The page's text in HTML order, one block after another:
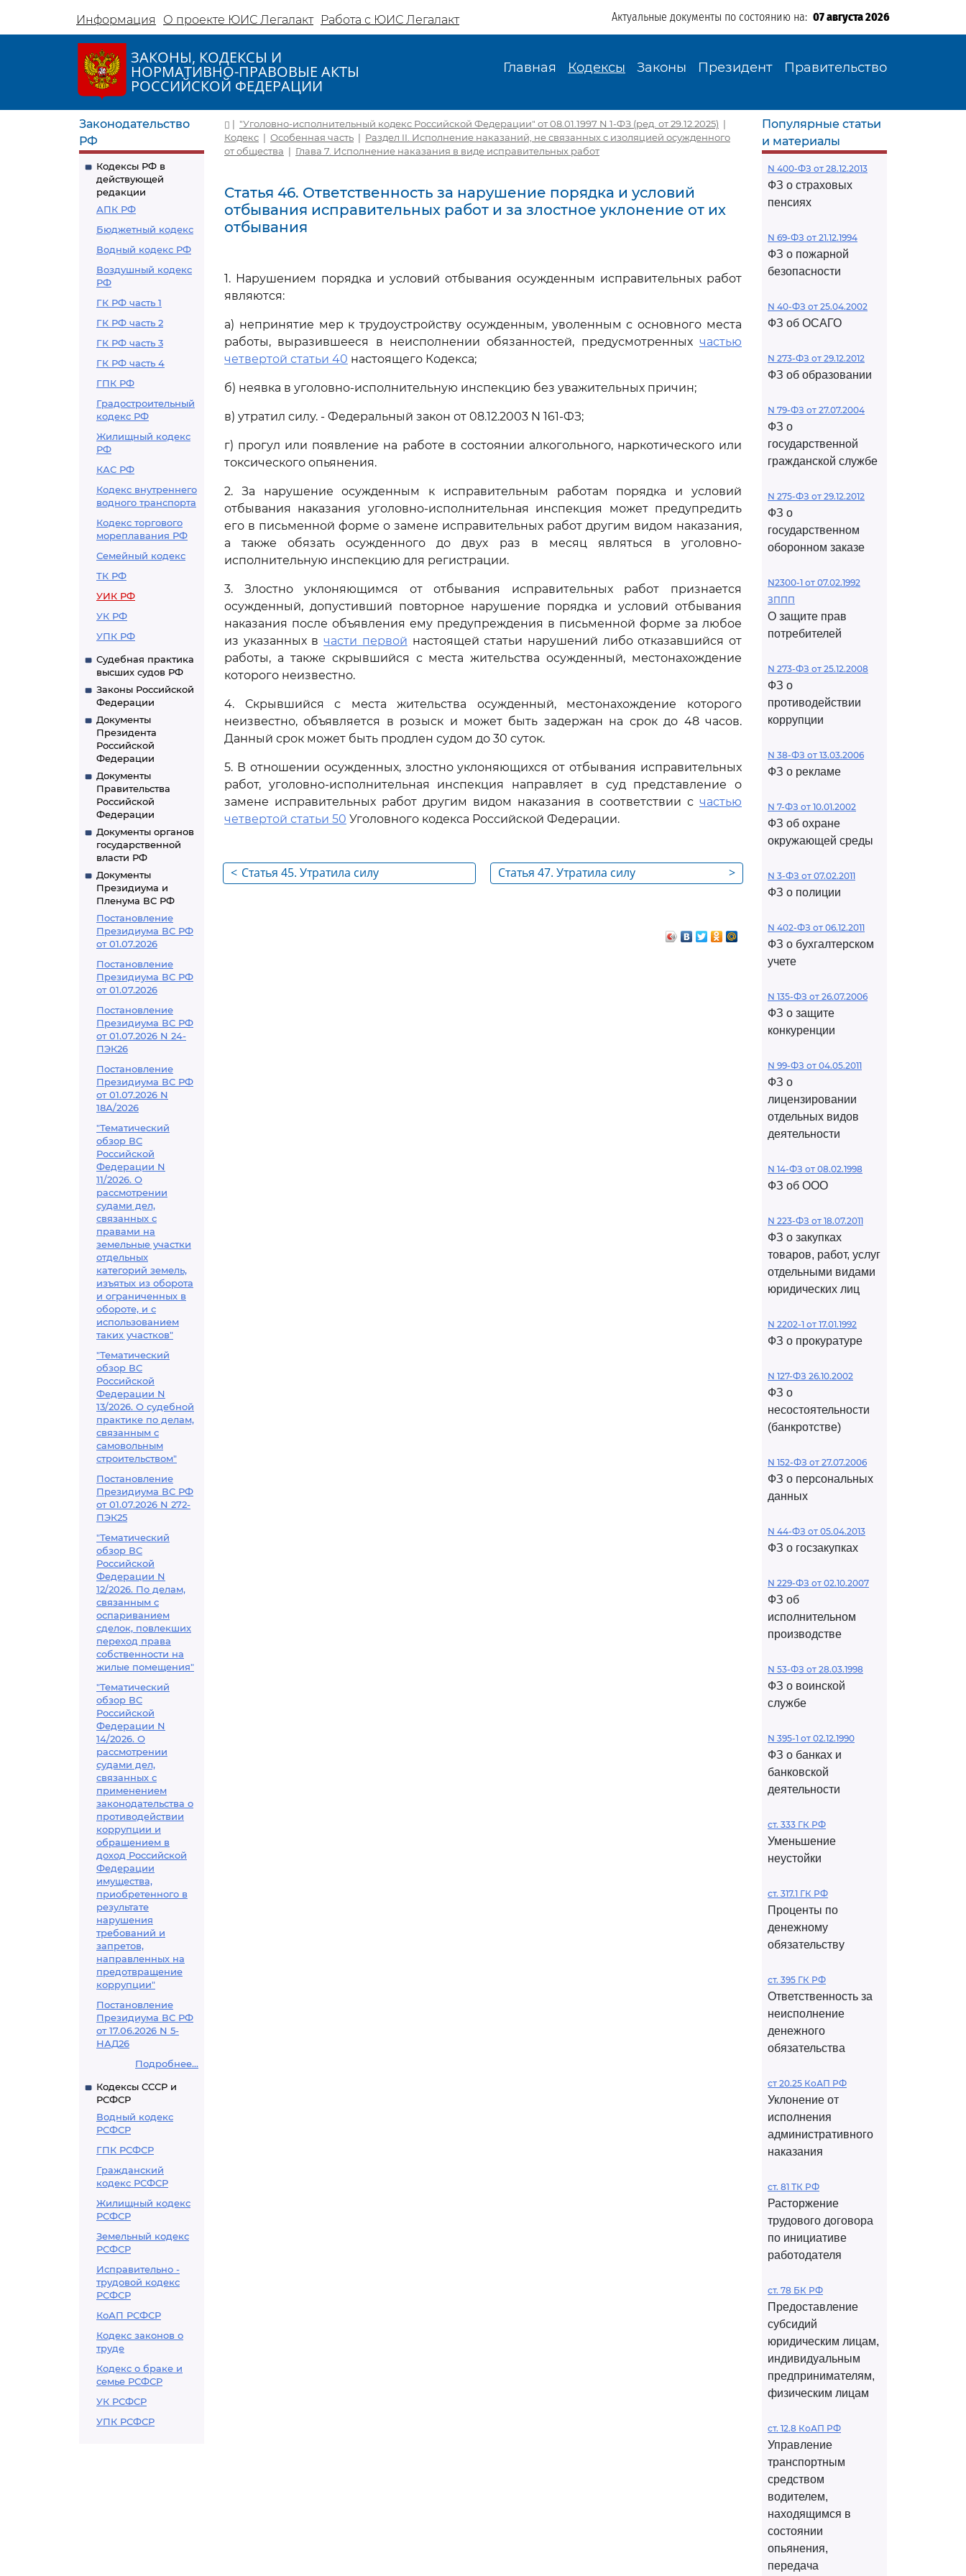
Информация О проекте ЮИС Легалакт Работа с ЮИС Легалакт Актуальные документы по состоянию на: 07 августа 2026
ЗАКОНЫ, КОДЕКСЫ И
НОРМАТИВНО-ПРАВОВЫЕ АКТЫ
РОССИЙСКОЙ ФЕДЕРАЦИИ
Главная Кодексы Законы Президент Правительство
Законодательство
РФ
Кодексы РФ в
действующей
редакции
АПК РФ
Бюджетный кодекс
Водный кодекс РФ
Воздушный кодекс
РФ
ГК РФ часть 1
ГК РФ часть 2
ГК РФ часть 3
ГК РФ часть 4
ГПК РФ
Градостроительный
кодекс РФ
Жилищный кодекс
РФ
КАС РФ
Кодекс внутреннего
водного транспорта
Кодекс торгового
мореплавания РФ
Семейный кодекс
ТК РФ
УИК РФ
УК РФ
УПК РФ
Судебная практика
высших судов РФ
Законы Российской
Федерации
Документы
Президента
Российской
Федерации
Документы
Правительства
Российской
Федерации
Документы органов
государственной
власти РФ
Документы
Президиума и
Пленума ВС РФ
Постановление
Президиума ВС РФ
от 01.07.2026
Постановление
Президиума ВС РФ
от 01.07.2026
Постановление
Президиума ВС РФ
от 01.07.2026 N 24-
ПЭК26
Постановление
Президиума ВС РФ
от 01.07.2026 N
18А/2026
"Тематический
обзор ВС
Российской
Федерации N
11/2026. О
рассмотрении
судами дел,
связанных с
правами на
земельные участки
отдельных
категорий земель,
изъятых из оборота
и ограниченных в
обороте, и с
использованием
таких участков"
"Тематический
обзор ВС
Российской
Федерации N
13/2026. О судебной
практике по делам,
связанным с
самовольным
строительством"
Постановление
Президиума ВС РФ
от 01.07.2026 N 272-
ПЭК25
"Тематический
обзор ВС
Российской
Федерации N
12/2026. По делам,
связанным с
оспариванием
сделок, повлекших
переход права
собственности на
жилые помещения"
"Тематический
обзор ВС
Российской
Федерации N
14/2026. О
рассмотрении
судами дел,
связанных с
применением
законодательства о
противодействии
коррупции и
обращением в
доход Российской
Федерации
имущества,
приобретенного в
результате
нарушения
требований и
запретов,
направленных на
предотвращение
коррупции"
Постановление
Президиума ВС РФ
от 17.06.2026 N 5-
НАД26
Подробнее...
Кодексы СССР и
РСФСР
Водный кодекс
РСФСР
ГПК РСФСР
Гражданский
кодекс РСФСР
Жилищный кодекс
РСФСР
Земельный кодекс
РСФСР
Исправительно -
трудовой кодекс
РСФСР
КоАП РСФСР
Кодекс законов о
труде
Кодекс о браке и
семье РСФСР
УК РСФСР
УПК РСФСР
| "Уголовно-исполнительный кодекс Российской Федерации" от 08.01.1997 N 1-ФЗ (ред. от 29.12.2025) |
Кодекс | Особенная часть | Раздел II. Исполнение наказаний, не связанных с изоляцией осужденного
от общества | Глава 7. Исполнение наказания в виде исправительных работ
Статья 46. Ответственность за нарушение порядка и условий
отбывания исправительных работ и за злостное уклонение от их
отбывания
1. Нарушением порядка и условий отбывания осужденным исправительных работ
являются:
а) непринятие мер к трудоустройству осужденным, уволенным с основного места
работы, выразившееся в неисполнении обязанностей, предусмотренных частью
четвертой статьи 40 настоящего Кодекса;
б) неявка в уголовно-исполнительную инспекцию без уважительных причин;
в) утратил силу. - Федеральный закон от 08.12.2003 N 161-ФЗ;
г) прогул или появление на работе в состоянии алкогольного, наркотического или
токсического опьянения.
2. За нарушение осужденным к исправительным работам порядка и условий
отбывания наказания уголовно-исполнительная инспекция может предупредить
его в письменной форме о замене исправительных работ другим видом наказания,
а также обязать осужденного до двух раз в месяц являться в уголовно-
исполнительную инспекцию для регистрации.
3. Злостно уклоняющимся от отбывания исправительных работ признается
осужденный, допустивший повторное нарушение порядка и условий отбывания
наказания после объявления ему предупреждения в письменной форме за любое
из указанных вчасти первой настоящей статьи нарушений либо отказавшийся от
работы, а также скрывшийся с места жительства осужденный, местонахождение
которого неизвестно.
4. Скрывшийся с места жительства осужденный, местонахождение которого
неизвестно, объявляется в розыск и может быть задержан на срок до 48 часов.
Данный срок может быть продлен судом до 30 суток.
5. В отношении осужденных, злостно уклоняющихся от отбывания исправительных
работ, уголовно-исполнительная инспекция направляет в суд представление о
замене исправительных работ другим видом наказания в соответствии с частью
четвертой статьи 50 Уголовного кодекса Российской Федерации.
< Статья 45. Утратила силу >
Статья 47. Утратила силу
Популярные статьи
и материалы
N 400-ФЗ от 28.12.2013
ФЗ о страховых
пенсиях
N 69-ФЗ от 21.12.1994
ФЗ о пожарной
безопасности
N 40-ФЗ от 25.04.2002
ФЗ об ОСАГО
N 273-ФЗ от 29.12.2012
ФЗ об образовании
N 79-ФЗ от 27.07.2004
ФЗ о
государственной
гражданской службе
N 275-ФЗ от 29.12.2012
ФЗ о
государственном
оборонном заказе
N2300-1 от 07.02.1992
ЗППП
О защите прав
потребителей
N 273-ФЗ от 25.12.2008
ФЗ о
противодействии
коррупции
N 38-ФЗ от 13.03.2006
ФЗ о рекламе
N 7-ФЗ от 10.01.2002
ФЗ об охране
окружающей среды
N 3-ФЗ от 07.02.2011
ФЗ о полиции
N 402-ФЗ от 06.12.2011
ФЗ о бухгалтерском
учете
N 135-ФЗ от 26.07.2006
ФЗ о защите
конкуренции
N 99-ФЗ от 04.05.2011
ФЗ о
лицензировании
отдельных видов
деятельности
N 14-ФЗ от 08.02.1998
ФЗ об ООО
N 223-ФЗ от 18.07.2011
ФЗ о закупках
товаров, работ, услуг
отдельными видами
юридических лиц
N 2202-1 от 17.01.1992
ФЗ о прокуратуре
N 127-ФЗ 26.10.2002
ФЗ о
несостоятельности
(банкротстве)
N 152-ФЗ от 27.07.2006
ФЗ о персональных
данных
N 44-ФЗ от 05.04.2013
ФЗ о госзакупках
N 229-ФЗ от 02.10.2007
ФЗ об
исполнительном
производстве
N 53-ФЗ от 28.03.1998
ФЗ о воинской
службе
N 395-1 от 02.12.1990
ФЗ о банках и
банковской
деятельности
ст. 333 ГК РФ
Уменьшение
неустойки
ст. 317.1 ГК РФ
Проценты по
денежному
обязательству
ст. 395 ГК РФ
Ответственность за
неисполнение
денежного
обязательства
ст 20.25 КоАП РФ
Уклонение от
исполнения
административного
наказания
ст. 81 ТК РФ
Расторжение
трудового договора
по инициативе
работодателя
ст. 78 БК РФ
Предоставление
субсидий
юридическим лицам,
индивидуальным
предпринимателям,
физическим лицам
ст. 12.8 КоАП РФ
Управление
транспортным
средством
водителем,
находящимся в
состоянии
опьянения,
передача